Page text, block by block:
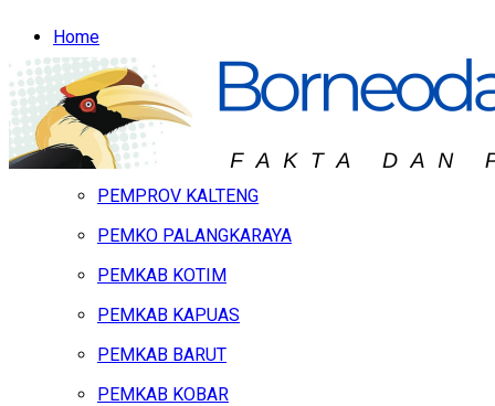
Home
Headline
Hukum & Peristiwa
Kalteng
PEMPROV KALTENG
PEMKO PALANGKARAYA
PEMKAB KOTIM
PEMKAB KAPUAS
PEMKAB BARUT
PEMKAB KOBAR